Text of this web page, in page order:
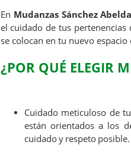
En Mudanzas Sánchez
el cuidado de tus
se colocan en tu nuevo espacio
¿POR QUÉ ELEGIR
Cuidado meticuloso de
están orientados a los
cuidado y respeto posible.